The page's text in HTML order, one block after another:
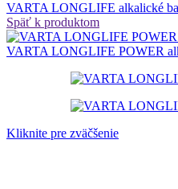
VARTA LONGLIFE alkalické
Späť k produktom
VARTA LONGLIFE POWER
Kliknite pre zväčšenie